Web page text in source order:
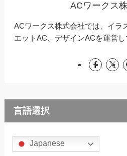
ACワークス
ACワークス株式会社では、イラ
エットAC、デザインACを運営し
言語選択
Japanese